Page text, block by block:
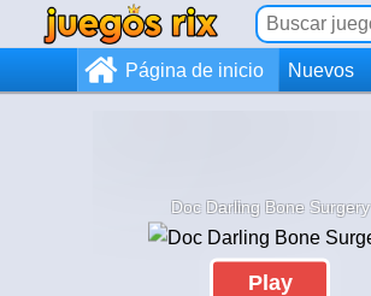
Página de inicio Nuevos
Doc Darling Bone Surgery
Play